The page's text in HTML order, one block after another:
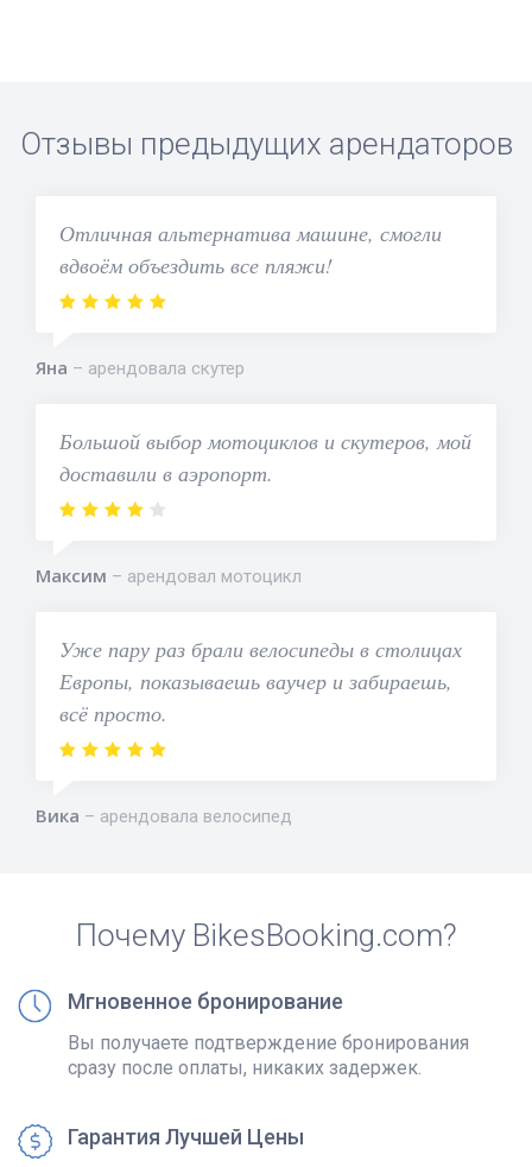
Отзывы предыдущих арендаторов
Отличная альтернатива машине, смогли
вдвоём объездить все пляжи!
Яна арендовала скутер
Большой выбор мотоциклов и скутеров, мой
доставили в аэропорт.
Максим арендовал мотоцикл
Уже пару раз брали велосипеды в столицах
Европы, показываешь ваучер и забираешь,
всё просто.
Вика арендовала велосипед
Почему BikesBooking.com?
Мгновенное бронирование
Вы получаете подтверждение бронирования
сразу после оплаты, никаких задержек.
Гарантия Лучшей Цены